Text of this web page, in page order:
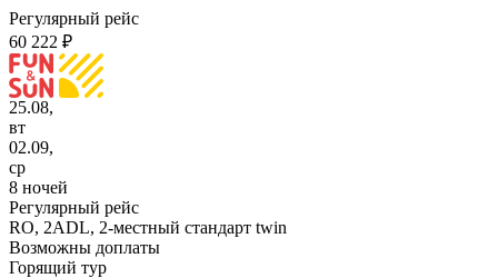
Регулярный рейс
60 222 ₽
25.08,
вт
02.09,
ср
8 ночей
Регулярный рейс
RO, 2ADL, 2-местный стандарт twin
Возможны доплаты
Горящий тур